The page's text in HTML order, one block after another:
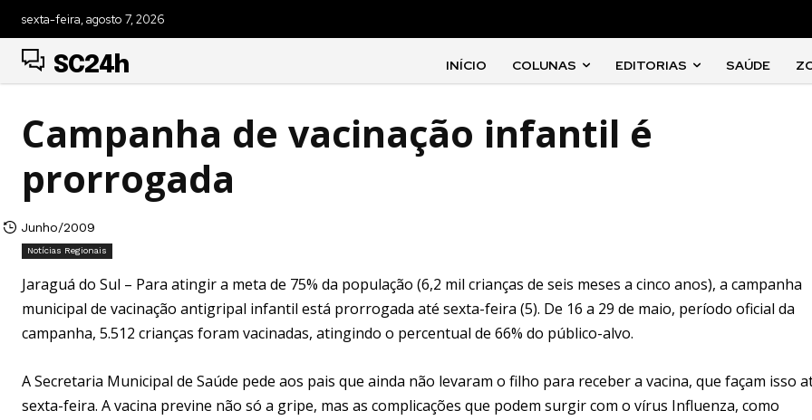
sexta-feira, agosto 7, 2026
SC24h INÍCIO COLUNAS EDITORIAS SAÚDE
Campanha de vacinação infantil é
prorrogada
Junho/2009
Notícias Regionais
Jaraguá do Sul – Para atingir a meta de 75% da população (6,2 mil crianças de seis meses a cinco anos), a campanha
municipal de vacinação antigripal infantil está prorrogada até sexta-feira (5). De 16 a 29 de maio, período oficial da
campanha, 5.512 crianças foram vacinadas, atingindo o percentual de 66% do público-alvo.
A Secretaria Municipal de Saúde pede aos pais que ainda não levaram o filho para receber a vacina, que façam isso
sexta-feira. A vacina previne não só a gripe, mas as complicações que podem surgir com o vírus Influenza, como